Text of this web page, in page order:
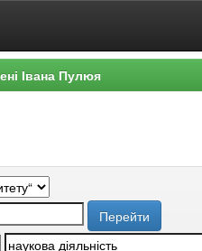
Івана Пулюя